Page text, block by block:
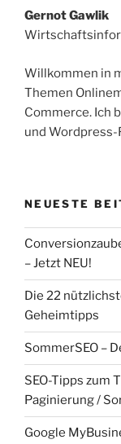
Gernot Gawlik
Willkommen in
Themen
Commerce. Ich
und Wordpress-
NEUESTE
– Jetzt NEU!
Die 22
Geheimtipps
SommerSEO –
SEO-Tipps zum
Paginierung /
Google